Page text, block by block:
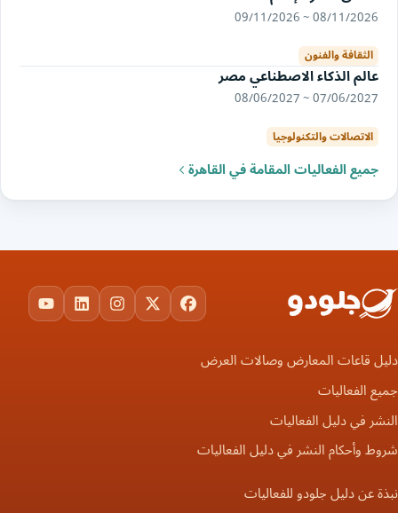
08/11/2026 ~ 09/11/2026
الثقافة والفنون
عالم الذكاء الاصطناعي مصر
07/06/2027 ~ 08/06/2027
الاتصالات والتكنولوجيا
جميع الفعاليات المقامة في القاهرة
Facebook
X
Instagram
LinkedIn
دليل قاعات المعارض وصالات العرض
جميع الفعاليات
النشر في دليل الفعاليات
شروط وأحكام النشر في دليل الفعاليات
نبذة عن دليل جلودو للفعاليات